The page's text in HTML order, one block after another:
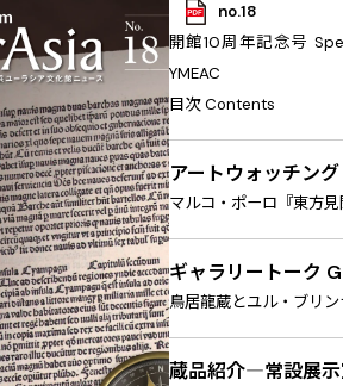
no.18
開館10周年記念号
YMEAC
目次Contents
アートウォッチング
マルコ・ポーロ『東方見
ギャラリートーク
鳥居龍蔵とユル・ブリン
蔵品紹介―常設展